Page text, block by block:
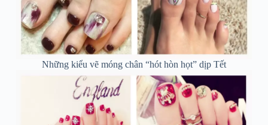
Những kiểu vẽ móng chân “hót hòn họt” dịp Tết